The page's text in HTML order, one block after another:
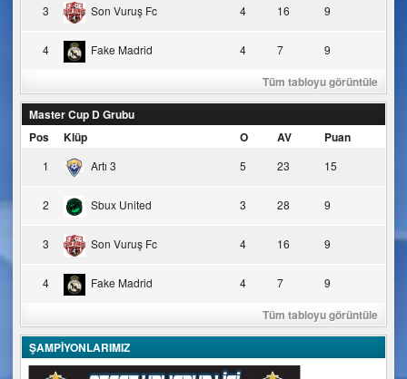
3 Son Vuruş Fc 4 16 9
4 Fake Madrid 4 7 9
Tüm tabloyu görüntüle
Master Cup D Grubu
Pos
Klüp O AV Puan
1 Artı 3 5 23 15
2 Sbux United 3 28 9
3 Son Vuruş Fc 4 16 9
4 Fake Madrid 4 7 9
Tüm tabloyu görüntüle
ŞAMPİYONLARIMIZ